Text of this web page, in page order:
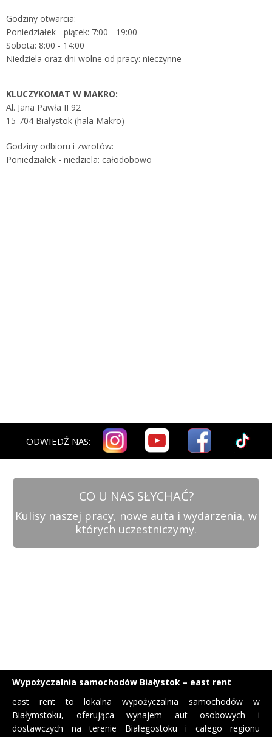
Godziny otwarcia:
Poniedziałek - piątek: 7:00 - 19:00
Sobota: 8:00 - 14:00
Niedziela oraz dni wolne od pracy: nieczynne
KLUCZYKOMAT W MAKRO:
Al. Jana Pawła II 92
15-704 Białystok (hala Makro)
Godziny odbioru i zwrotów:
Poniedziałek - niedziela: całodobowo
ODWIEDŹ NAS:
CO U NAS SŁYCHAĆ?
Kulisy naszej pracy, nowe auta i wydarzenia, w
których uczestniczymy.
Wypożyczalnia samochodów Białystok – east rent
east rent to lokalna wypożyczalnia samochodów w
Białymstoku, oferująca wynajem aut osobowych i
dostawczych na terenie Białegostoku i całego regionu